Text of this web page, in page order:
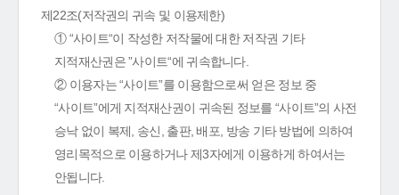
제22조(저작권의 귀속 및 이용제한)
① “사이트“이 작성한 저작물에 대한 저작권 기타
지적재산권은 ”사이트“에 귀속합니다.
② 이용자는 “사이트”를 이용함으로써 얻은 정보 중
“사이트”에게 지적재산권이 귀속된 정보를 “사이트”의 사전
승낙 없이 복제, 송신, 출판, 배포, 방송 기타 방법에 의하여
영리목적으로 이용하거나 제3자에게 이용하게 하여서는
안됩니다.